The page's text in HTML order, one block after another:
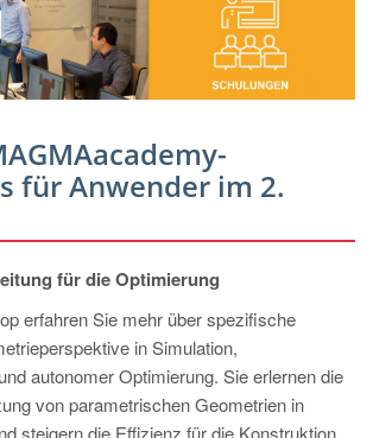
USA
Singapur
für Anwender im 2.
für die Optimierung
erfahren Sie mehr über spezifische
in Simulation,
autonomer Optimierung. Sie erlernen die
von parametrischen Geometrien in
steigern die Effizienz für die Konstruktion